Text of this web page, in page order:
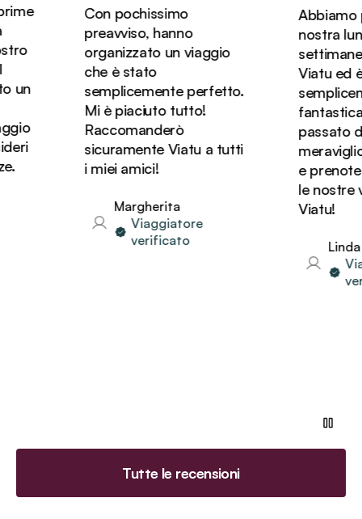
Con pochissimo
preavviso, hanno
organizzato un viaggio
che è stato
semplicemente perfetto.
Mi è piaciuto tutto!
Raccomanderò
sicuramente Viatu a tutti
i miei amici!
Margherita
Viaggiatore
verificato
Abbiamo
nostra luna
settimane
Viatu ed è
fantastica!
passato dei
e
le nostre
Viatu!
Linda
Tutte le recensioni